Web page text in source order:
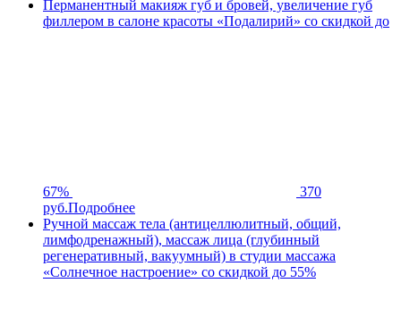
Перманентный макияж губ и бровей, увеличение губ
филлером в салоне красоты «Подалирий» со скидкой до
67%
370
руб.Подробнее
Ручной массаж тела (антицеллюлитный, общий,
лимфодренажный), массаж лица (глубинный
регенеративный, вакуумный) в студии массажа
«Солнечное настроение» со скидкой до 55%